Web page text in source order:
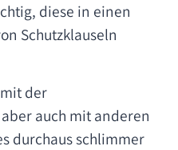
diese in einen
Schutzklauseln
der
auch mit anderen
durchaus schlimmer